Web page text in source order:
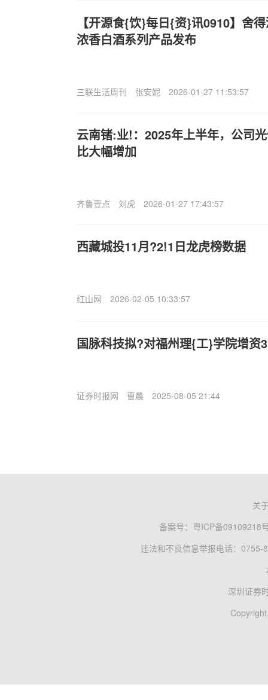
【开源食{饮}每日{资}讯0910】舍
浓香白酒系列产品发布
三联生活周刊 张安妮 2026-01-27 11:53:57
云南锗:业!：2025年上半年，公司
比大幅增加
齐鲁壹点 刘虎 2026-01-27 17:43:57
西藏城投11月?2!1日龙虎榜数据
红山网 2026-02-05 10:33:57
国脉科技拟?对福州理{工}学院增资
证券时报网 曹晨 2025-08-05 21:44
关
备案号： 粤ICP备09109218
违法和不良信息举报电话：0755-
深圳证券